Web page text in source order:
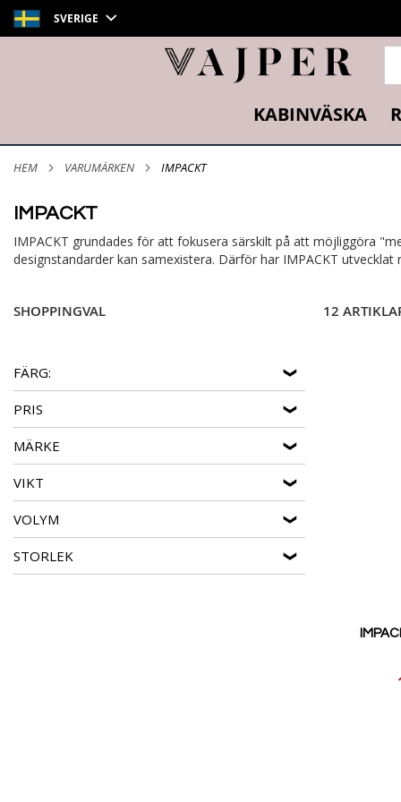
SVERIGE
KABINVÄSKA
HEM VARUMÄRKEN IMPACKT
IMPACKT
IMPACKT grundades för att fokusera särskilt på att möjliggöra
designstandarder kan samexistera. Därför har IMPACKT
SHOPPINGVAL
FÄRG:
PRIS
MÄRKE
VIKT
VOLYM
STORLEK
12